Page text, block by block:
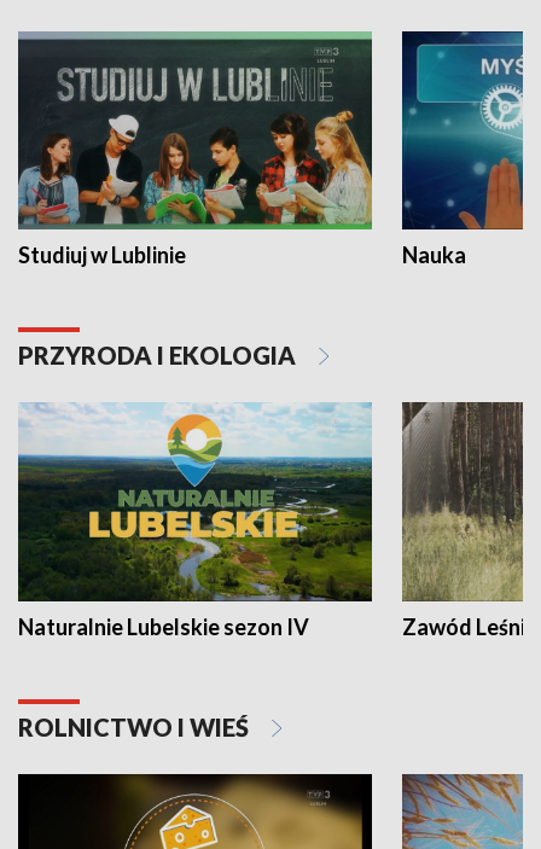
Studiuj w Lublinie Nauka
PRZYRODA I EKOLOGIA
Naturalnie Lubelskie sezon IV Zawód Leśnik
ROLNICTWO I WIEŚ